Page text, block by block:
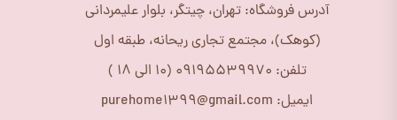
آدرس فروشگاه: تهران، چیتگر، بلوار علیمردانی
(کوهک)، مجتمع تجاری ریحانه، طبقه اول
تلفن: 09195539970 (10 الی 18 )
ایمیل: purehome1399@gmail.com